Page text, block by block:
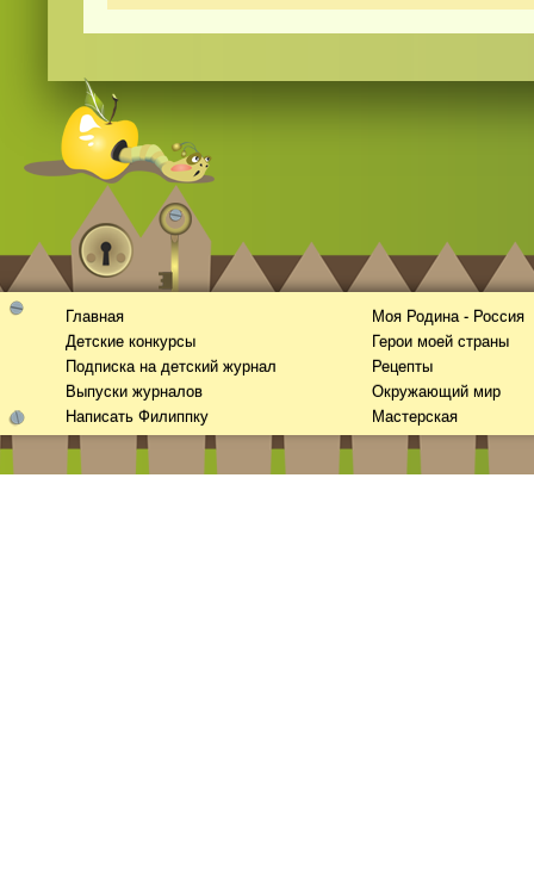
Главная
Детские конкурсы
Подписка на детский журнал
Выпуски журналов
Написать Филиппку
Моя Родина - Россия
Герои моей страны
Рецепты
Окружающий мир
Мастерская
скачатьна телефон бесплатно